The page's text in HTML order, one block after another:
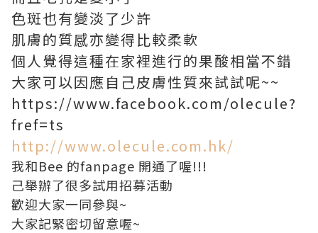
色斑也有變淡了少許
肌膚的質感亦變得比較柔軟
個人覺得這種在家裡進行的果酸相當不錯
大家可以因應自己皮膚性質來試試呢~~
https://www.facebook.com/olecule?
fref=ts
http://www.olecule.com.hk/
我和Bee 的fanpage 開通了喔!!!
己舉辦了很多試用招募活動
歡迎大家一同參與~
大家記緊密切留意喔~